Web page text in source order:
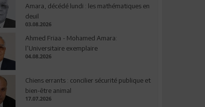
Amara, décédé lundi : les mathématiques en
deuil
03.08.2026
Ahmed Friaa - Mohamed Amara:
l’Universitaire exemplaire
04.08.2026
Chiens errants : concilier sécurité publique et
bien-être animal
17.07.2026